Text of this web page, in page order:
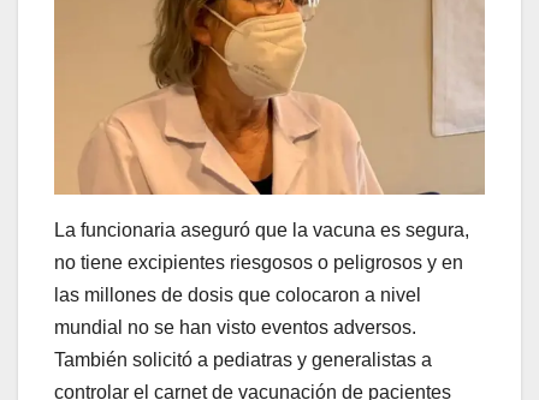
La funcionaria aseguró que la vacuna es segura,
no tiene excipientes riesgosos o peligrosos y en
las millones de dosis que colocaron a nivel
mundial no se han visto eventos adversos.
También solicitó a pediatras y generalistas a
controlar el carnet de vacunación de pacientes